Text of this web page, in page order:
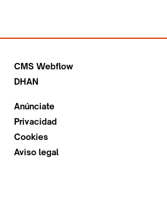
CMS Webflow
DHAN
Anúnciate
Privacidad
Cookies
Aviso legal